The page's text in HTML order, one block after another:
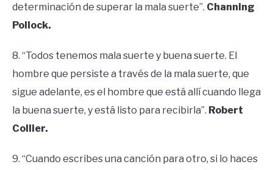
determinación de superar la mala suerte”. Channing
Pollock.
8. “Todos tenemos mala suerte y buena suerte. El
hombre que persiste a través de la mala suerte, que
sigue adelante, es el hombre que está allí cuando llega
la buena suerte, y está listo para recibirla”. Robert
Collier.
9. “Cuando escribes una canción para otro, si lo haces